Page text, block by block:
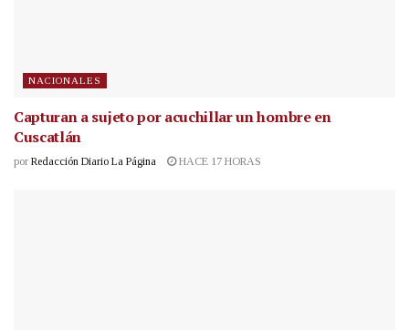
NACIONALES
Capturan a sujeto por acuchillar un hombre en
Cuscatlán
por Redacción Diario La Página HACE 17 HORAS